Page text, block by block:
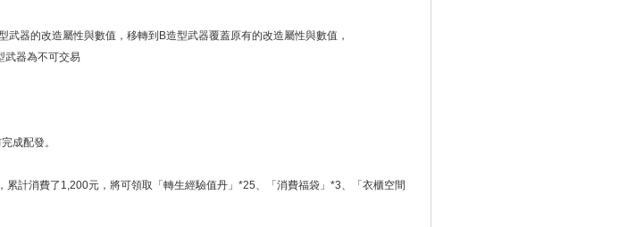
器的改造屬性與數值，移轉到B造型武器覆蓋原有的改造屬性與數值，
武器為不可交易
成配發。
累計消費了1,200元，將可領取「轉生經驗值丹」*25、「消費福袋」*3、「衣櫃空間